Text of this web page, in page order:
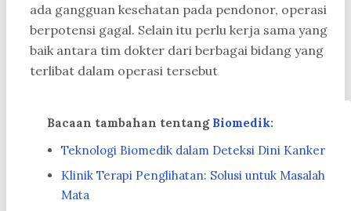
ada gangguan kesehatan pada pendonor, operasi
berpotensi gagal. Selain itu perlu kerja sama yang
baik antara tim dokter dari berbagai bidang yang
terlibat dalam operasi tersebut
Bacaan tambahan tentang Biomedik:
Teknologi Biomedik dalam Deteksi Dini Kanker
Klinik Terapi Penglihatan: Solusi untuk Masalah
Mata